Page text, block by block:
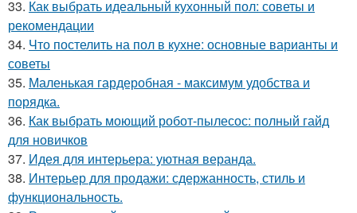
33. Как выбрать идеальный кухонный пол: советы и
рекомендации
34. Что постелить на пол в кухне: основные варианты и
советы
35. Маленькая гардеробная - максимум удобства и
порядка.
36. Как выбрать моющий робот-пылесос: полный гайд
для новичков
37. Идея для интерьера: уютная веранда.
38. Интерьер для продажи: сдержанность, стиль и
функциональность.